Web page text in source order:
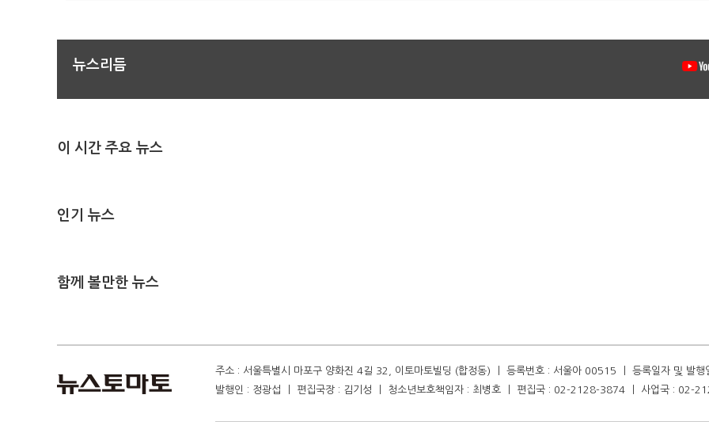
뉴스리듬
이 시간 주요 뉴스
인기 뉴스
함께 볼만한 뉴스
주소 : 서울특별시 마포구 양화진 4길 32, 이토마토빌딩 (합정동) ㅣ 등록번호 : 서울아 00515 ㅣ 등록일자 및 발
발행인 : 정광섭 ㅣ 편집국장 : 김기성 ㅣ 청소년보호책임자 : 최병호 ㅣ 편집국 : 02-2128-3874 ㅣ 사업국 : 02-